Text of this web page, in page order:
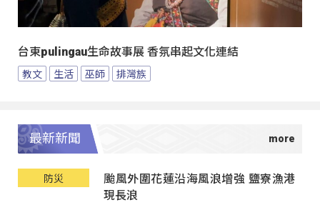
台東pulingau生命故事展 香氛串起文化連結
教文 生活 巫師 排灣族
最新新聞
防災
颱風外圍花蓮沿海風浪增強 鹽寮漁港
現長浪